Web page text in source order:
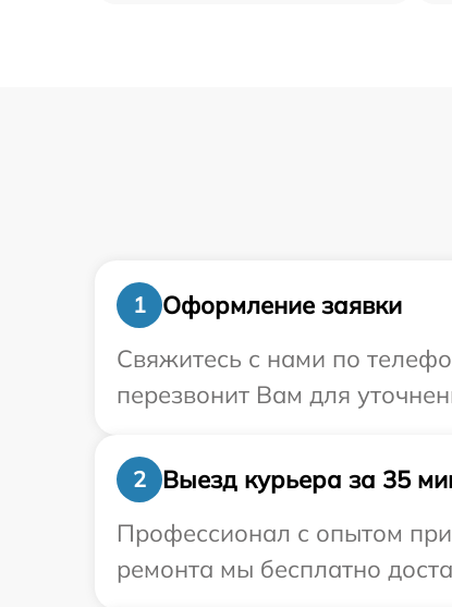
1
Оформление заявки
Свяжитесь с нами по
перезвонит Вам для
2
Выезд курьера за 35
Профессионал с опытом
ремонта мы бесплатно